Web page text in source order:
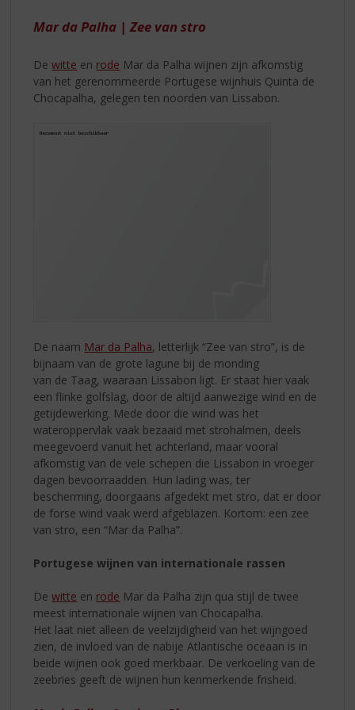
RASSEN
Mar da Palha | Zee van stro
Dewitte en rode Mar da Palha wijnen zijn afkomstig
van het gerenommeerde Portugese wijnhuis Quinta de
Chocapalha, gelegen ten noorden van Lissabon.
De naam Mar da Palha, letterlijk “Zee van stro”, is de
bijnaam van de grote lagune bij de monding
van de Taag, waaraan Lissabon ligt. Er staat hier vaak
een flinke golfslag, door de altijd aanwezige wind en de
getijdewerking. Mede door die wind was het
wateroppervlak vaak bezaaid met strohalmen, deels
meegevoerd vanuit het achterland, maar vooral
afkomstig van de vele schepen die Lissabon in vroeger
dagen bevoorraadden. Hun lading was, ter
bescherming, doorgaans afgedekt met stro, dat er door
de forse wind vaak werd afgeblazen. Kortom: een zee
van stro, een “Mar da Palha”.
Portugese wijnen van internationale rassen
Dewitte en rode Mar da Palha zijn qua stijl de twee
meest internationale wijnen van Chocapalha.
Het laat niet alleen de veelzijdigheid van het wijngoed
zien, de invloed van de nabije Atlantische oceaan is in
beide wijnen ook goed merkbaar. De verkoeling van de
zeebries geeft de wijnen hun kenmerkende frisheid.